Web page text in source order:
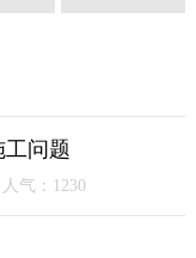
工问题
气：1230